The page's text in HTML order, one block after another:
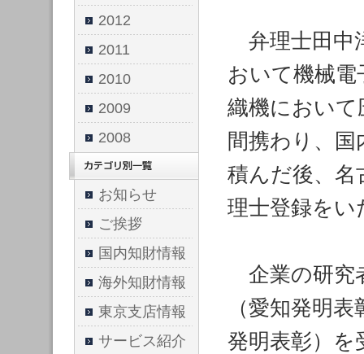
弁理士田中
おいて機械電
織機において
間携わり、
積んだ後、名
理士登録を
企業の研究
（愛知発明
発明表彰）を
2012
2011
2010
2009
2008
お知らせ
ご挨拶
国内知財情報
海外知財情報
東京支店情報
サービス紹介